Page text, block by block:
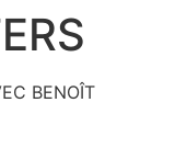
BENOÎT